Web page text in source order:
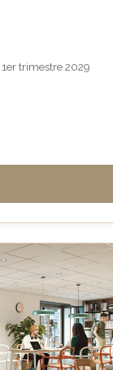
1er trimestre 2029